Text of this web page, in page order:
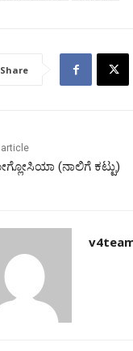
Share
article
(ನಾಲಿಗೆ ಕಟ್ಟು)